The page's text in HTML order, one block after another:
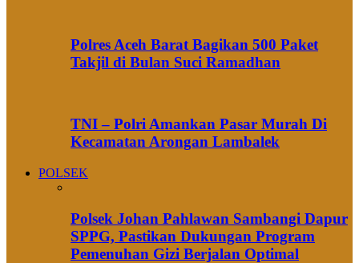
Polres Aceh Barat Bagikan 500 Paket
Takjil di Bulan Suci Ramadhan
TNI – Polri Amankan Pasar Murah Di
Kecamatan Arongan Lambalek
POLSEK
Polsek Johan Pahlawan Sambangi Dapur
SPPG, Pastikan Dukungan Program
Pemenuhan Gizi Berjalan Optimal